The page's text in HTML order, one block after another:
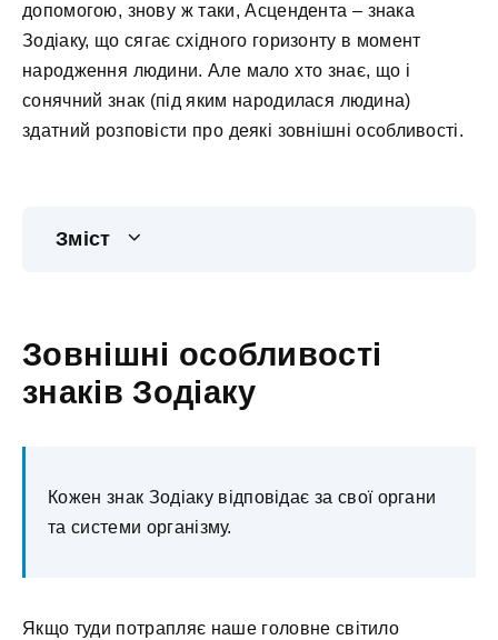
допомогою, знову ж таки, Асцендента – знака
Зодіаку, що сягає східного горизонту в момент
народження людини. Але мало хто знає, що і
сонячний знак (під яким народилася людина)
здатний розповісти про деякі зовнішні особливості.
Зміст
Зовнішні особливості
знаків Зодіаку
Кожен знак Зодіаку відповідає за свої органи
та системи організму.
Якщо туди потрапляє наше головне світило